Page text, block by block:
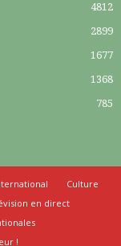
4812
2899
1677
1368
785
Culture
en direct
!